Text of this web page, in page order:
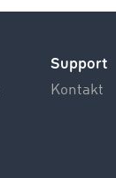
Support
Kontakt